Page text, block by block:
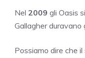
Nel 2009 gli Oasis
Gallagher duravano
Possiamo dire che